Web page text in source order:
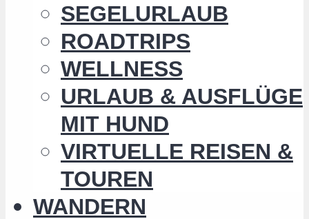
SEGELURLAUB
ROADTRIPS
WELLNESS
URLAUB & AUSFLÜGE
MIT HUND
VIRTUELLE REISEN &
TOUREN
WANDERN